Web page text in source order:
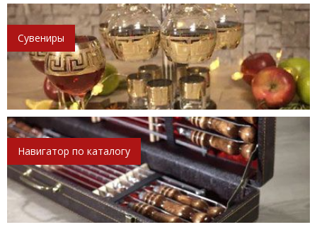
Сувениры
Навигатор по каталогу